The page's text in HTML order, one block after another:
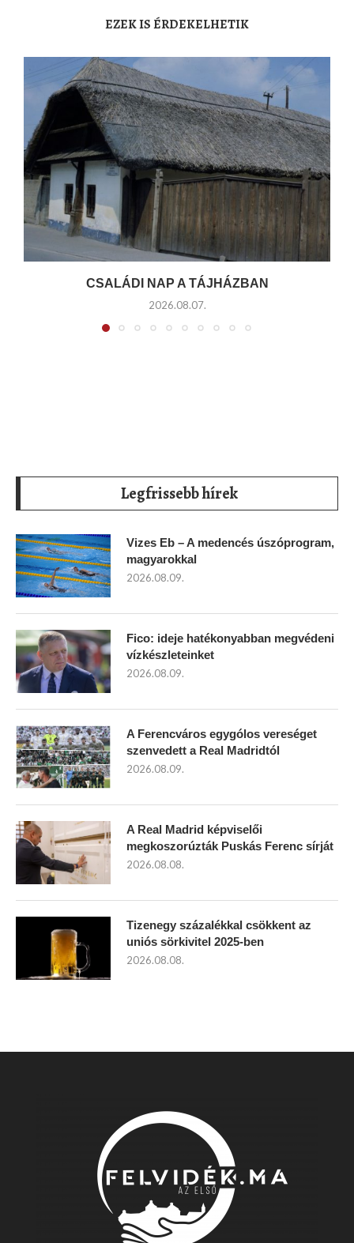
EZEK IS ÉRDEKELHETIK
CSALÁDI NAP A TÁJHÁZBAN
2026.08.07.
Legfrissebb hírek
Vizes Eb – A medencés úszóprogram,
magyarokkal
2026.08.09.
Fico: ideje hatékonyabban megvédeni
vízkészleteinket
2026.08.09.
A Ferencváros egygólos vereséget
szenvedett a Real Madridtól
2026.08.09.
A Real Madrid képviselői
megkoszorúzták Puskás Ferenc sírját
2026.08.08.
Tizenegy százalékkal csökkent az
uniós sörkivitel 2025-ben
2026.08.08.